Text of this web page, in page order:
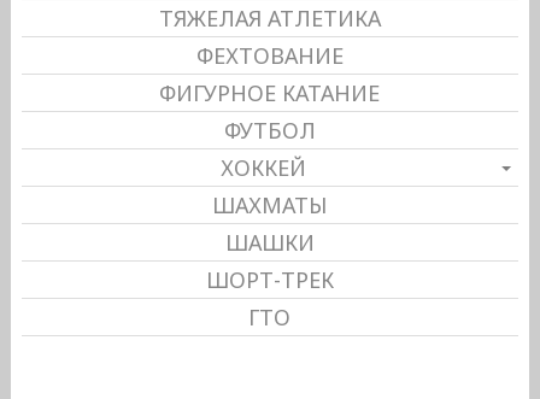
ТЯЖЕЛАЯ АТЛЕТИКА
ФЕХТОВАНИЕ
ФИГУРНОЕ КАТАНИЕ
ФУТБОЛ
ХОККЕЙ
ШАХМАТЫ
ШАШКИ
ШОРТ-ТРЕК
ГТО